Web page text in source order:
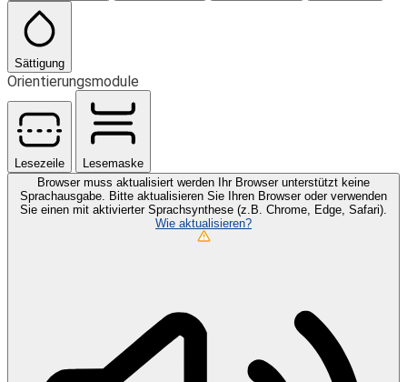
Sättigung
Orientierungsmodule
Lesezeile
Lesemaske
Browser muss aktualisiert werden
Ihr Browser unterstützt keine
Sprachausgabe. Bitte aktualisieren Sie Ihren Browser oder verwenden
Sie einen mit aktivierter Sprachsynthese (z.B. Chrome, Edge, Safari).
Wie aktualisieren?